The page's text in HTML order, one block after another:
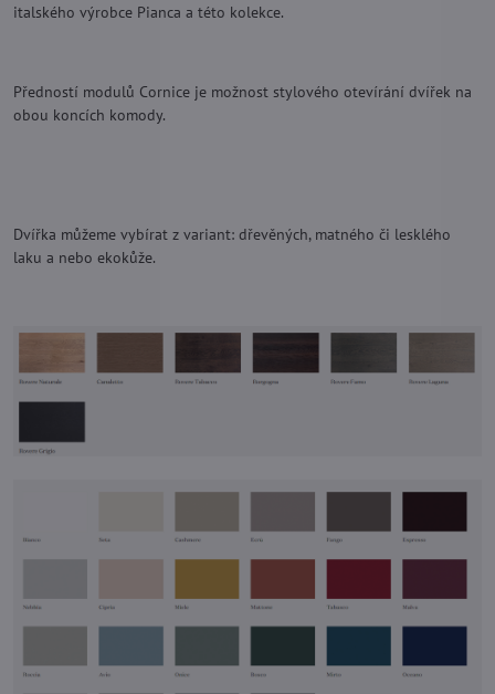
italského výrobce Pianca a této kolekce.
Předností modulů Cornice je možnost stylového otevírání dvířek na
obou koncích komody.
Dvířka můžeme vybírat z variant: dřevěných, matného či lesklého
laku a nebo ekokůže.